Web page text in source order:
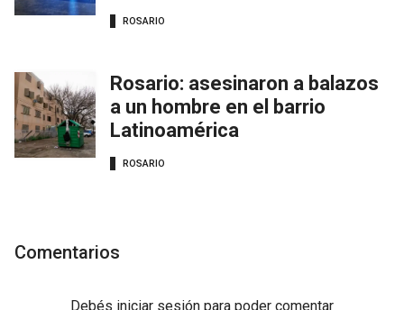
ROSARIO
Rosario: asesinaron a balazos
a un hombre en el barrio
Latinoamérica
ROSARIO
Comentarios
Debés iniciar sesión para poder comentar